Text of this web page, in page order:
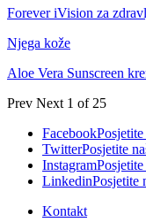
Forever iVision za
Njega kože
Aloe Vera Sunscreen
Prev Next 1 of 25
Facebook
TwitterPosjetite
Instagram
LinkedinPosjetite
Kontakt